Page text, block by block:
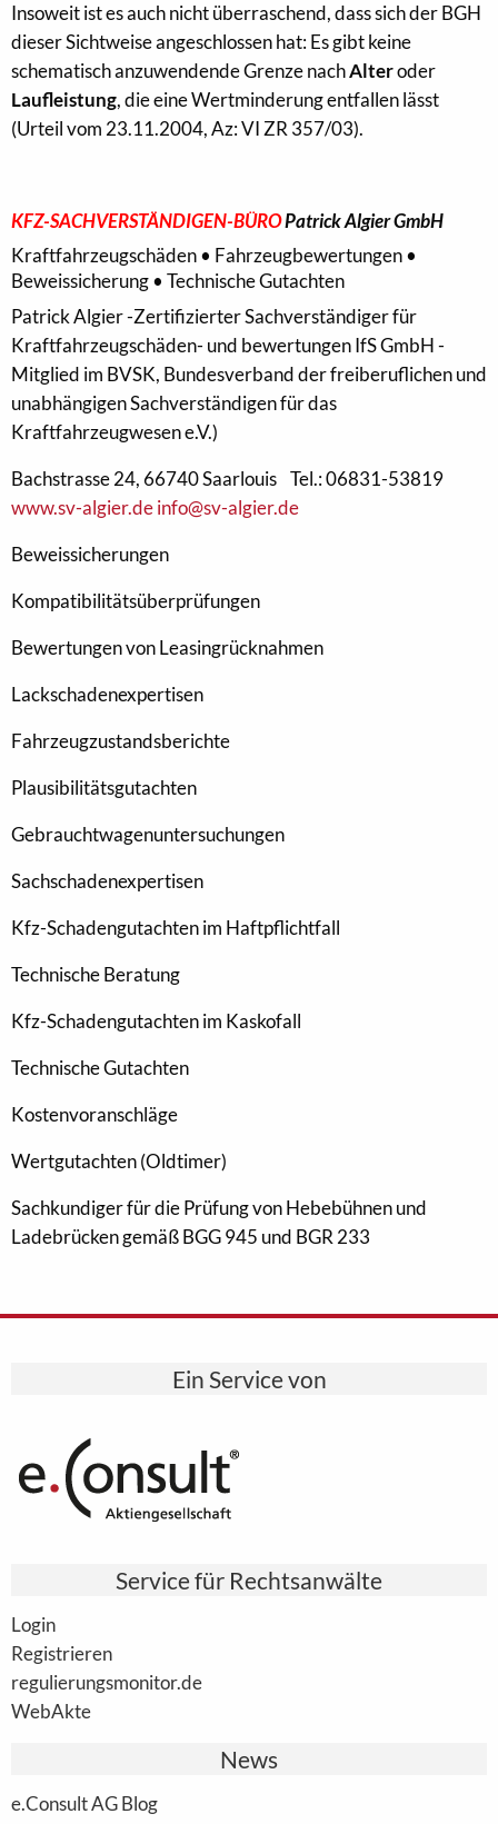
Insoweit ist es auch nicht überraschend, dass sich der BGH
dieser Sichtweise angeschlossen hat: Es gibt keine
schematisch anzuwendende Grenze nachAlteroder
Laufleistung, die eine Wertminderung entfallen lässt
(Urteil vom 23.11.2004, Az: VI ZR 357/03).
KFZ-SACHVERSTÄNDIGEN-BÜROPatrick Algier GmbH
Kraftfahrzeugschäden • Fahrzeugbewertungen •
Beweissicherung • Technische Gutachten
Patrick Algier -Zertifizierter Sachverständiger für
Kraftfahrzeugschäden- und bewertungen IfS GmbH -
Mitglied im BVSK, Bundesverband der freiberuflichen und
unabhängigen Sachverständigen für das
Kraftfahrzeugwesen e.V.)
Bachstrasse 24, 66740 Saarlouis Tel.: 06831-53819
www.sv-algier.deinfo@sv-algier.de
Beweissicherungen
Kompatibilitätsüberprüfungen
Bewertungen von Leasingrücknahmen
Lackschadenexpertisen
Fahrzeugzustandsberichte
Plausibilitätsgutachten
Gebrauchtwagenuntersuchungen
Sachschadenexpertisen
Kfz-Schadengutachten im Haftpflichtfall
Technische Beratung
Kfz-Schadengutachten im Kaskofall
Technische Gutachten
Kostenvoranschläge
Wertgutachten (Oldtimer)
Sachkundiger für die Prüfung von Hebebühnen und
Ladebrücken gemäß BGG 945 und BGR 233
Ein Service von
Service für Rechtsanwälte
Login
Registrieren
regulierungsmonitor.de
WebAkte
News
e.Consult AG Blog